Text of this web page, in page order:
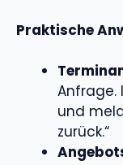
Praktische
Anfrage.
und
zurück.“